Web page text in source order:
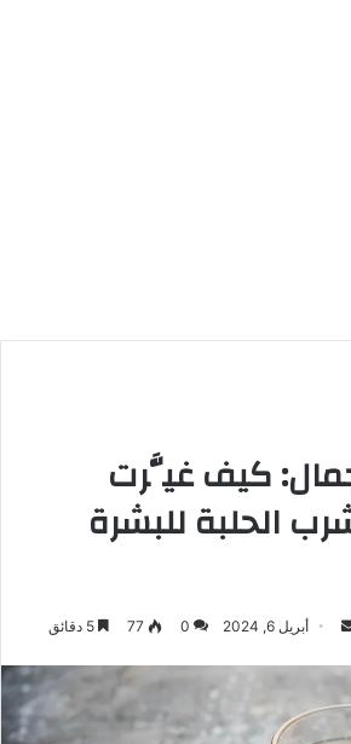
كيف غيَّرت
الحلبة للبشرة
أرسل أبريل 6, 2024 0
77